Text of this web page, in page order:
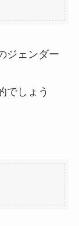
ジェンダー
でしょう